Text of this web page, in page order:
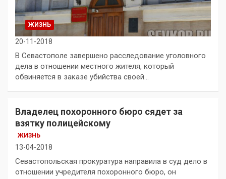
ЖИЗНЬ
20-11-2018
В Севастополе завершено расследование уголовного
дела в отношении местного жителя, который
обвиняется в заказе убийства своей…
Владелец похоронного бюро сядет за
взятку полицейскому
ЖИЗНЬ
13-04-2018
Севастопольская прокуратура направила в суд дело в
отношении учредителя похоронного бюро, он